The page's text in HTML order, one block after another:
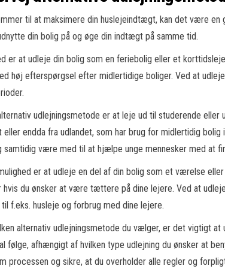
til at maksimere din huslejeindtægt, kan det være
din bolig på og øge din indtægt på samme tid.
er at udleje din bolig som en feriebolig eller et
høj efterspørgsel efter midlertidige boliger. Ved at
udlejningsmetode er at leje ud til studerende
eller endda fra udlandet, som har brug for midlertidig
samtidig være med til at hjælpe unge mennesker med at
er at udleje en del af din bolig som et værelse
hvis du ønsker at være tættere på dine lejere. Ved at
f.eks. husleje og forbrug med dine lejere.
alternativ udlejningsmetode du vælger, er det vigtigt
følge, afhængigt af hvilken type udlejning du ønsker at
processen og sikre, at du overholder alle regler og